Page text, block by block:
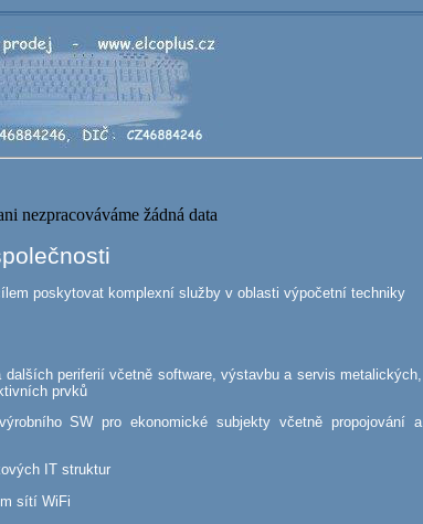
nezpracováváme žádná data
poskytovat komplexní služby v oblasti výpočetní techniky
periferií včetně software, výstavbu a servis metalických,
prvků
SW pro ekonomické subjekty včetně propojování a
IT struktur
sítí WiFi